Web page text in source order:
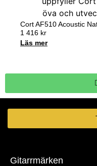
Cort AF510 Acoustic
1 416 kr
Läs mer
Gitarrmärken